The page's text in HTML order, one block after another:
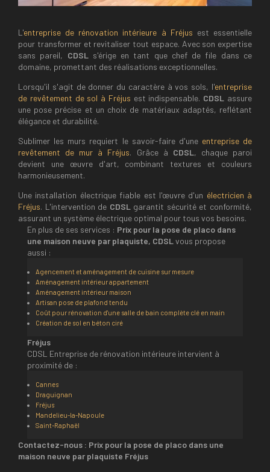
L'entreprise de rénovation intérieure à Fréjus est essentielle
pour transformer et revitaliser tout espace. Avec son expertise
sans pareil, CDSL s'érige en tant que chef de file dans ce
domaine, promettant des réalisations exceptionnelles.
Lorsqu'il s'agit de donner du caractère à vos sols, l'entreprise
de revêtement de sol à Fréjus est indispensable. CDSL assure
une pose précise et un choix de matériaux adaptés, reflétant
élégance et durabilité.
Sublimer les murs requiert le savoir-faire d'une entreprise de
revêtement de mur à Fréjus. Grâce à CDSL, chaque paroi
devient une œuvre d'art, combinant textures et couleurs
harmonieusement.
Une installation électrique fiable est l'œuvre d'un électricien à
Fréjus. L'intervention de CDSL garantit sécurité et conformité,
assurant un système électrique optimal pour tous vos besoins.
En plus de ses services : Prix pour la pose de placo dans
une maison neuve par plaquiste, CDSL vous propose
aussi :
Agencement et aménagement de cuisine sur mesure
Aménagement intérieur appartement
Aménagement intérieur maison
Artisan pose de plafond tendu
Coût pour rénovation d'une salle de bain complète clé en main
Création de sol en béton ciré
Fréjus
CDSL Entreprise de rénovation intérieure intervient à
proximité de :
Cannes
Draguignan
Fréjus
Mandelieu-la-Napoule
Saint-Raphaël
Contactez-nous : Prix pour la pose de placo dans une
maison neuve par plaquiste Fréjus